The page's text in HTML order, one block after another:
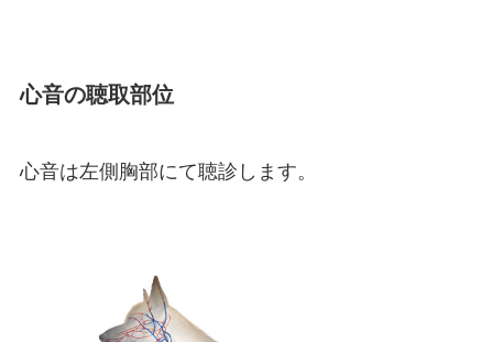
心音の聴取部位
心音は左側胸部にて聴診します。